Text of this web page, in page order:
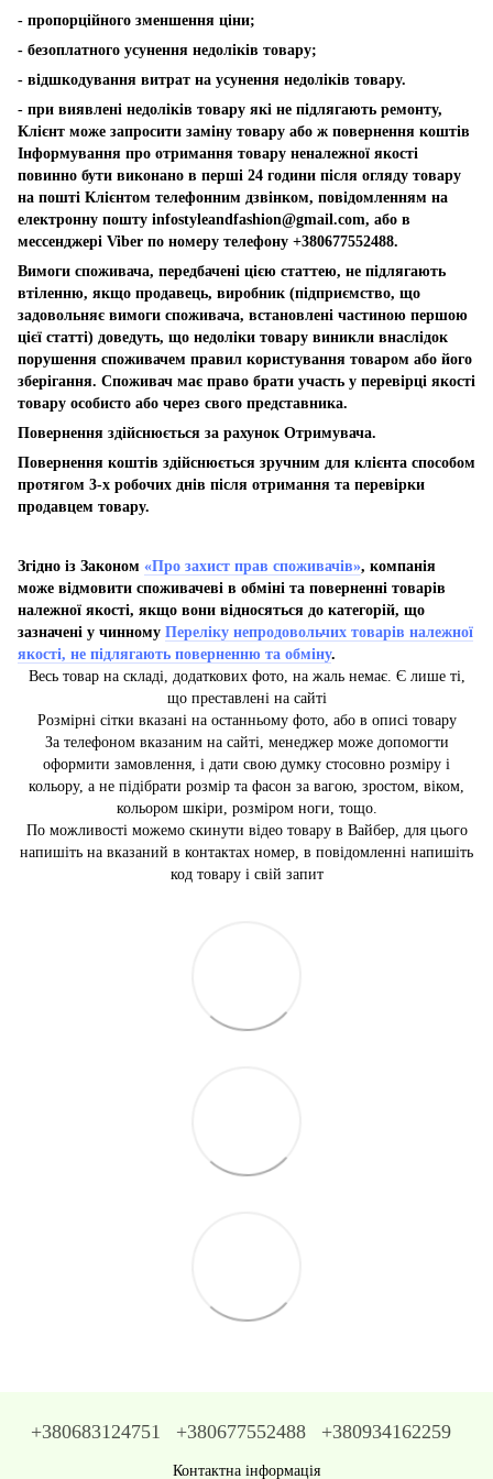
- пропорційного зменшення ціни;
- безоплатного усунення недоліків товару;
- відшкодування витрат на усунення недоліків товару.
- при виявлені недоліків товару які не підлягають ремонту,
Клієнт може запросити заміну товару або ж повернення коштів
Інформування про отримання товару неналежної якості
повинно бути виконано в перші 24 години після огляду товару
на пошті Клієнтом телефонним дзвінком, повідомленням на
електронну пошту infostyleandfashion@gmail.com, або в
мессенджері Viber по номеру телефону +380677552488.
Вимоги споживача, передбачені цією статтею, не підлягають
втіленню, якщо продавець, виробник (підприємство, що
задовольняє вимоги споживача, встановлені частиною першою
цієї статті) доведуть, що недоліки товару виникли внаслідок
порушення споживачем правил користування товаром або його
зберігання. Споживач має право брати участь у перевірці якості
товару особисто або через свого представника.
Повернення здійснюється за рахунок Отримувача.
Повернення коштів здійснюється зручним для клієнта способом
протягом 3-х робочих днів після отримання та перевірки
продавцем товару.
Згідно із Законом «Про захист прав споживачів», компанія
може відмовити споживачеві в обміні та поверненні товарів
належної якості, якщо вони відносяться до категорій, що
зазначені у чинному Переліку непродовольчих товарів належної
якості, не підлягають поверненню та обміну.
Весь товар на складі, додаткових фото, на жаль немає. Є лише ті,
що преставлені на сайті
Розмірні сітки вказані на останньому фото, або в описі товару
За телефоном вказаним на сайті, менеджер може допомогти
оформити замовлення, і дати свою думку стосовно розміру і
кольору, а не підібрати розмір та фасон за вагою, зростом, віком,
кольором шкіри, розміром ноги, тощо.
По можливості можемо скинути відео товару в Вайбер, для цього
напишіть на вказаний в контактах номер, в повідомленні напишіть
код товару і свій запит
+380683124751 +380677552488 +380934162259
Контактна інформація